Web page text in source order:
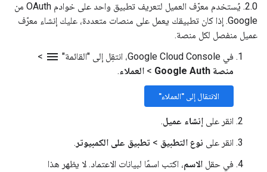
2.0. يُستخدم معرّف العميل لتعريف تطبيق واحد على خوادم OAuth من
Google. إذا كان تطبيقك يعمل على منصات متعددة، عليك إنشاء معرّف
عميل منفصل لكل منصة.
في Google Cloud Console، انتقِل إلى "القائمة"
menu
>
منصة Google Auth
> العملاء.
الانتقال إلى "العملاء"
انقر على إنشاء عميل.
انقر على نوع التطبيق > تطبيق على الكمبيوتر .
في حقل الاسم، اكتب اسمًا لبيانات الاعتماد. لا يظهر هذا